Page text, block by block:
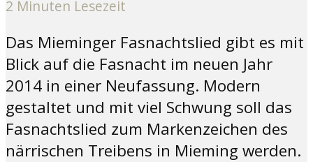
2 Minuten Lesezeit
Das Mieminger Fasnachtslied gibt es mit
Blick auf die Fasnacht im neuen Jahr
2014 in einer Neufassung. Modern
gestaltet und mit viel Schwung soll das
Fasnachtslied zum Markenzeichen des
närrischen Treibens in Mieming werden.